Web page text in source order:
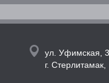
ул. Уфимская,
г.